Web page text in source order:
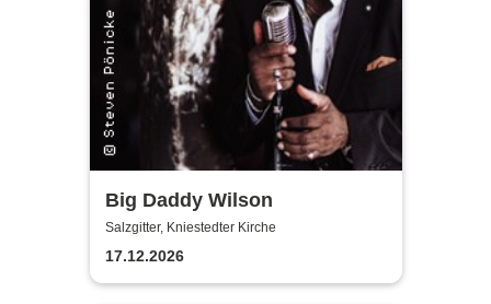
Big Daddy Wilson
Salzgitter, Kniestedter Kirche
17.12.2026